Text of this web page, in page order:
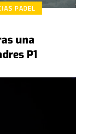
PADEL
una
P1